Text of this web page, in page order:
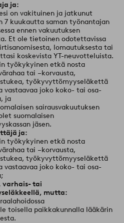
ja:
on vakituinen ja jatkunut
7 kuukautta saman työnantajan
ennen vakuutuksen
Et ole tietoinen odotettavissa
lomautuksesta tai
koskevista YT-neuvotteluista.
työkykyinen etkä nosta
tai –korvausta,
työkyvyttömyyseläkettä
vastaavaa joko koko- tai osa-
ja
sairausvakuutuksen
suomalaisen
jäsen.
ja:
työkykyinen etkä nosta
tai –korvausta,
työkyvyttömyyseläkettä
vastaavaa joko koko- tai osa-
varhais- tai
mutta:
toisella paikkakunnalla lääkärin